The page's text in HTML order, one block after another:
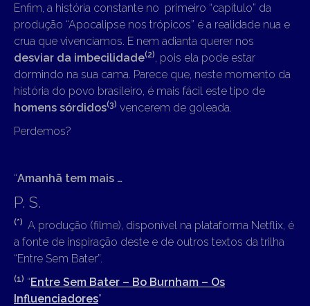
Enfim, a história constante no primeiro “capítulo” da
produção “Apocalipse nos trópicos” é a realidade nua e
crua que vivenciamos. E nem adianta querer nos
desviar da imbecilidade(2), pois ela pode estar
dormindo na sua cama. Parece que, neste momento da
história do povo brasileiro, é mais fácil este tipo de
homens sórdidos(3) vencerem de goleada.
Perdemos?
“Amanhã tem mais …
P. S.
(*) A produção (filme), disponível na plataforma Netflix, é
a fonte de inspiração deste e de outros textos da trilha
“Entre Sem Bater”.
(1) “Entre Sem Bater – Bo Burnham – Os
Influenciadores”